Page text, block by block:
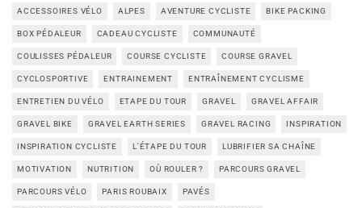
ACCESSOIRES VÉLO ALPES AVENTURE CYCLISTE BIKE PACKING
BOX PÉDALEUR CADEAU CYCLISTE COMMUNAUTÉ
COULISSES PÉDALEUR COURSE CYCLISTE COURSE GRAVEL
CYCLOSPORTIVE ENTRAINEMENT ENTRAÎNEMENT CYCLISME
ENTRETIEN DU VÉLO ETAPE DU TOUR GRAVEL GRAVEL AFFAIR
GRAVEL BIKE GRAVEL EARTH SERIES GRAVEL RACING INSPIRATION
INSPIRATION CYCLISTE L'ÉTAPE DU TOUR LUBRIFIER SA CHAÎNE
MOTIVATION NUTRITION OÙ ROULER ? PARCOURS GRAVEL
PARCOURS VÉLO PARIS ROUBAIX PAVÉS